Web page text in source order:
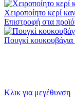
Χειροποίητο κερί
Επιστροφή στα
Πουγκί
Κλικ για μεγέθυνση